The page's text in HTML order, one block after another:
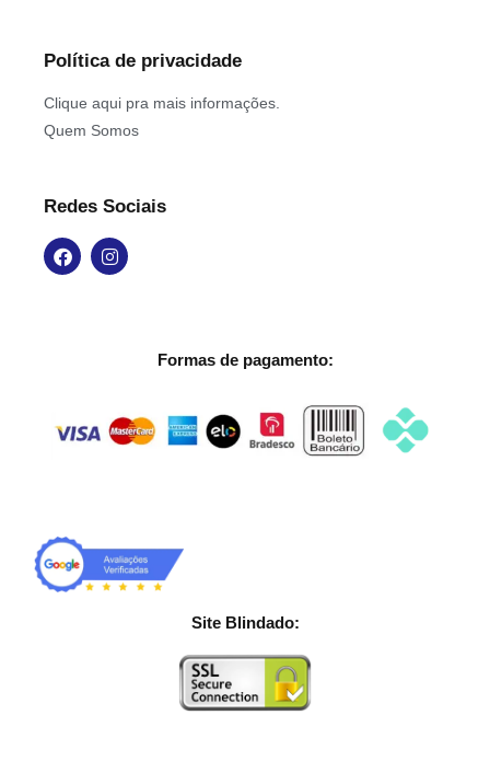
Política de privacidade
Clique aqui pra mais informações.
Quem Somos
Redes Sociais
Formas de pagamento:
Site Blindado: